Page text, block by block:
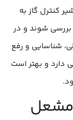
کنترل گاز به
بررسی شوند و در
شناسایی و رفع
و بهتر است
مشعل